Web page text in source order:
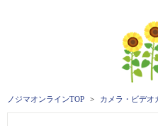
ノジマオンラインTOP カメラ・ビデオ